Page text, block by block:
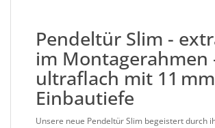
Pendeltür Slim -
im Montagerahmen
ultraflach mit 11 mm
Einbautiefe
Unsere neue Pendeltür Slim begeistert durch